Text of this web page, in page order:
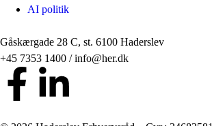
AI politik
Gåskærgade 28 C, st. 6100 Haderslev
+45 7353 1400 / info@her.dk